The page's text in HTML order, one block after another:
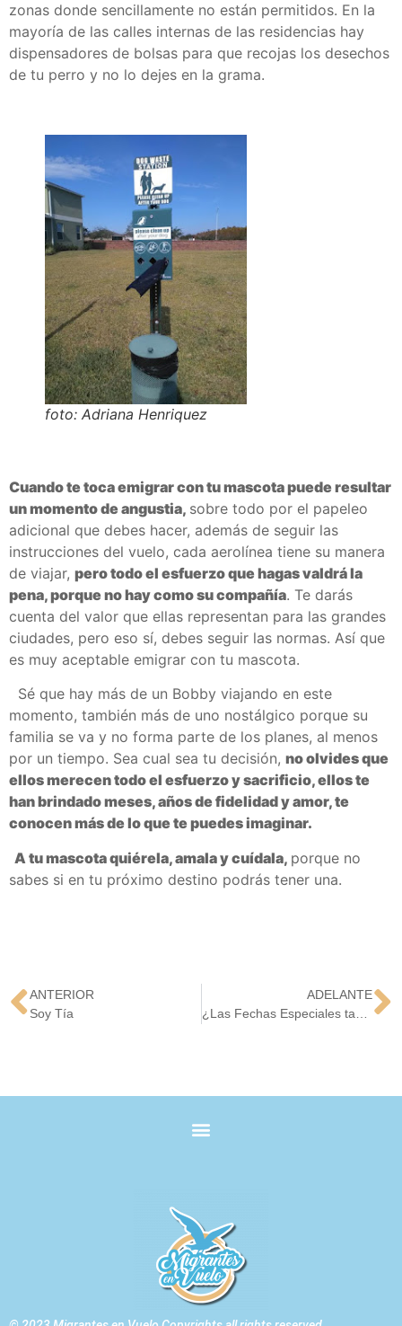
zonas donde sencillamente no están permitidos. En la
mayoría de las calles internas de las residencias hay
dispensadores de bolsas para que recojas los desechos
de tu perro y no lo dejes en la grama.
foto: Adriana Henriquez
Cuando te toca emigrar con tu mascota puede resultar
un momento de angustia, sobre todo por el papeleo
adicional que debes hacer, además de seguir las
instrucciones del vuelo, cada aerolínea tiene su manera
de viajar, pero todo el esfuerzo que hagas valdrá la
pena, porque no hay como su compañía. Te darás
cuenta del valor que ellas representan para las grandes
ciudades, pero eso sí, debes seguir las normas. Así que
es muy aceptable emigrar con tu mascota.
Sé que hay más de un Bobby viajando en este
momento, también más de uno nostálgico porque su
familia se va y no forma parte de los planes, al menos
por un tiempo. Sea cual sea tu decisión, no olvides que
ellos merecen todo el esfuerzo y sacrificio, ellos te
han brindado meses, años de fidelidad y amor, te
conocen más de lo que te puedes imaginar.
A tu mascota quiérela, amala y cuídala, porque no
sabes si en tu próximo destino podrás tener una.
ANTERIOR
Soy Tía
ADELANTE